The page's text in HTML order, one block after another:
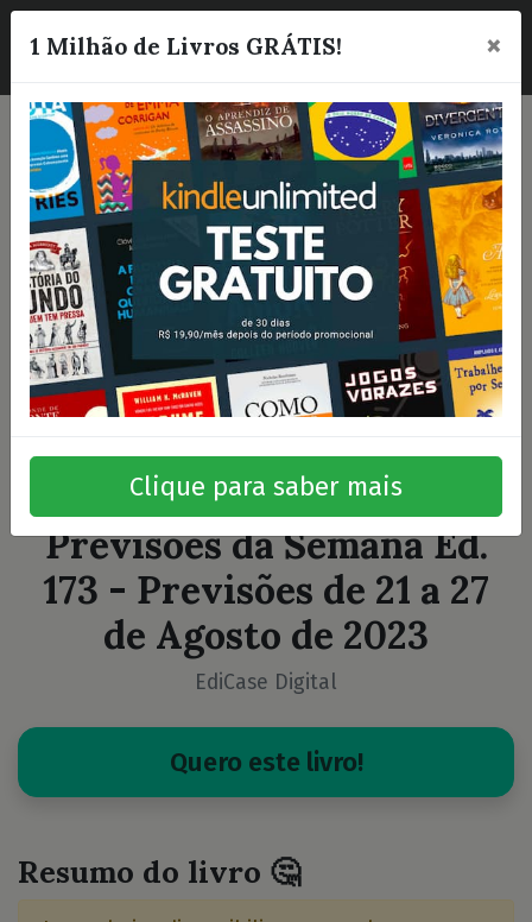
☰
Previsões da Semana Ed.
173 - Previsões de 21 a 27
de Agosto de 2023
EdiCase Digital
Quero este livro!
Resumo do livro 🤔
1 Milhão de Livros GRÁTIS! ×
Clique para saber mais